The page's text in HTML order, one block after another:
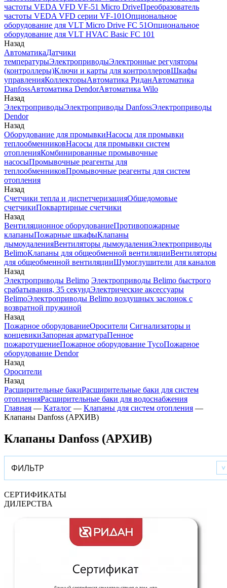
частоты VEDA VFD VF-51 Micro DriveПреобразователь
частоты VEDA VFD серии VF-101Опциональное
оборудование для VLT Micro Drive FC 51Опциональное
оборудование для VLT HVAC Basic FC 101
Назад
АвтоматикаДатчики
температурыЭлектроприводыЭлектронные регуляторы
(контроллеры)Ключи и карты для контроллеровШкафы
управленияКоллекторыАвтоматика РиданАвтоматика
DanfossАвтоматика DendorАвтоматика Wilo
Назад
ЭлектроприводыЭлектроприводы DanfossЭлектроприводы
Dendor
Назад
Оборудование для промывкиНасосы для промывки
теплообменниковНасосы для промывки систем
отопленияКомбинированные промывочные
насосыПромывочные реагенты для
теплообменниковПромывочные реагенты для систем
отопления
Назад
Счетчики тепла и диспетчеризацияОбщедомовые
счетчикиПоквартирные счетчики
Назад
Вентиляционное оборудованиеПротивопожарные
клапаныПожарные шкафыКлапаны
дымоудаленияВентиляторы дымоудаленияЭлектроприводы
BelimoКлапаны для общеобменной вентиляцииВентиляторы
для общеобменной вентиляцииШумоглушители для каналов
Назад
Электроприводы Belimo Электроприводы Belimo быстрого
срабатывания, 35 секундЭлектрические аксессуары
BelimoЭлектроприводы Belimo воздушных заслонок c
возвратной пружиной
Назад
Пожарное оборудованиеОросители Сигнализаторы и
концевикиЗапорная арматураПенное
пожаротушениеПожарное оборудование TycoПожарное
оборудование Dendor
Назад
Оросители
Назад
Расширительные бакиРасширительные баки для систем
отопленияРасширительные баки для водоснабжения
Главная — Каталог — Клапаны для систем отопления —
Клапаны Danfoss (АРХИВ)
Клапаны Danfoss (АРХИВ)
ФИЛЬТР
СЕРТИФИКАТЫ
ДИЛЕРСТВА